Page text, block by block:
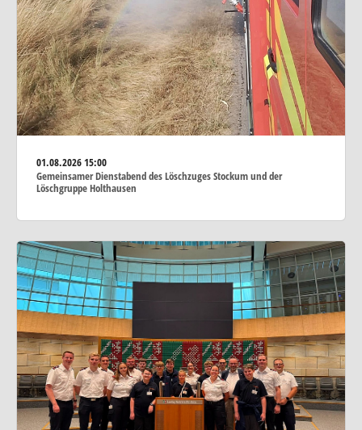
01.08.202615:00
Gemeinsamer Dienstabend des Löschzuges Stockum und der
Löschgruppe Holthausen